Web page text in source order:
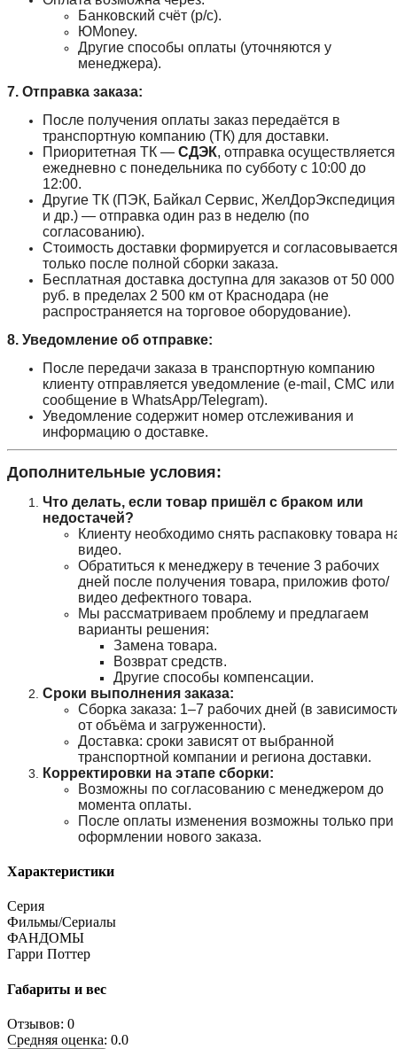
Банковский счёт (р/с).
ЮMoney.
Другие способы оплаты (уточняются у
менеджера).
7. Отправка заказа:
После получения оплаты заказ передаётся в
транспортную компанию (ТК) для доставки.
Приоритетная ТК — СДЭК, отправка осуществляется
ежедневно с понедельника по субботу с 10:00 до
12:00.
Другие ТК (ПЭК, Байкал Сервис, ЖелДорЭкспедиция
и др.) — отправка один раз в неделю (по
согласованию).
Стоимость доставки формируется и согласовывается
только после полной сборки заказа.
Бесплатная доставка доступна для заказов от 50 000
руб. в пределах 2 500 км от Краснодара (не
распространяется на торговое оборудование).
8. Уведомление об отправке:
После передачи заказа в транспортную компанию
клиенту отправляется уведомление (e-mail, СМС или
сообщение в WhatsApp/Telegram).
Уведомление содержит номер отслеживания и
информацию о доставке.
Дополнительные условия:
Что делать, если товар пришёл с браком или
недостачей?
Клиенту необходимо снять распаковку товара
видео.
Обратиться к менеджеру в течение 3 рабочих
дней после получения товара, приложив фото/
видео дефектного товара.
Мы рассматриваем проблему и предлагаем
варианты решения:
Замена товара.
Возврат средств.
Другие способы компенсации.
Сроки выполнения заказа:
Сборка заказа: 1–7 рабочих дней (в
от объёма и загруженности).
Доставка: сроки зависят от выбранной
транспортной компании и региона доставки.
Корректировки на этапе сборки:
Возможны по согласованию с менеджером до
момента оплаты.
После оплаты изменения возможны только при
оформлении нового заказа.
Характеристики
Серия
Фильмы/Сериалы
ФАНДОМЫ
Гарри Поттер
Габариты и вес
Отзывов: 0
Средняя оценка: 0.0